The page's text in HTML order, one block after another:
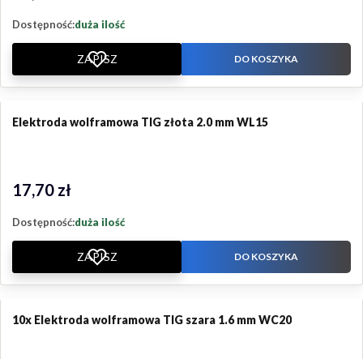
Dostępność:duża ilość
ZAPISZ DO KOSZYKA
Elektroda wolframowa TIG złota 2.0 mm WL15
Cena
17,70 zł
Dostępność:duża ilość
ZAPISZ DO KOSZYKA
10x Elektroda wolframowa TIG szara 1.6 mm WC20